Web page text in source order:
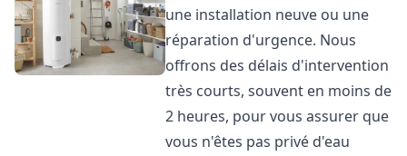
une installation neuve ou une
réparation d'urgence. Nous
offrons des délais d'intervention
très courts, souvent en moins de
2 heures, pour vous assurer que
vous n'êtes pas privé d'eau